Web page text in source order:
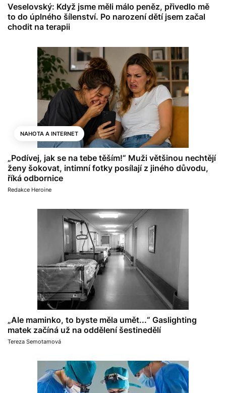
Veselovský: Když jsme měli málo peněz, přivedlo mě
to do úplného šílenství. Po narození dětí jsem začal
chodit na terapii
NAHOTA A INTERNET
„Podívej, jak se na tebe těším!“ Muži většinou nechtějí
ženy šokovat, intimní fotky posílají z jiného důvodu,
říká odbornice
Redakce Heroine
„Ale maminko, to byste měla umět...“ Gaslighting
matek začíná už na oddělení šestinedělí
Tereza Semotamová